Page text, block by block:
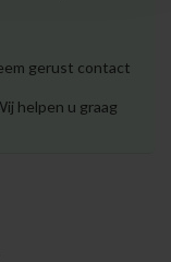
gerust contact
helpen u graag